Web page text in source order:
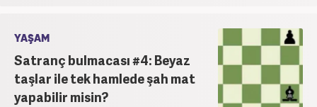
YAŞAM
Satranç bulmacası #4: Beyaz
taşlar ile tek hamlede şah mat
yapabilir misin?